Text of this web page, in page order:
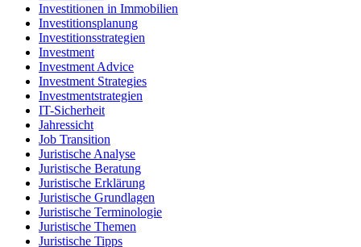
Investitionen in Immobilien
Investitionsplanung
Investitionsstrategien
Investment
Investment Advice
Investment Strategies
Investmentstrategien
IT-Sicherheit
Jahressicht
Job Transition
Juristische Analyse
Juristische Beratung
Juristische Erklärung
Juristische Grundlagen
Juristische Terminologie
Juristische Themen
Juristische Tipps